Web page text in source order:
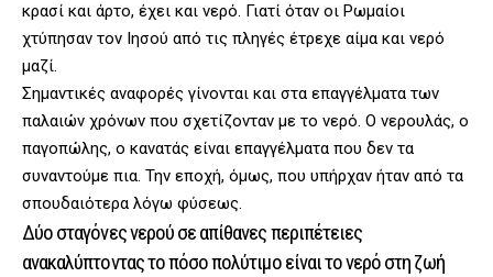
κρασί και άρτο, έχει και νερό. Γιατί όταν οι Ρωμαίοι
χτύπησαν τον Ιησού από τις πληγές έτρεχε αίμα και νερό
μαζί.
Σημαντικές αναφορές γίνονται και στα επαγγέλματα των
παλαιών χρόνων που σχετίζονταν με το νερό. Ο νερουλάς, ο
παγοπώλης, ο κανατάς είναι επαγγέλματα που δεν τα
συναντούμε πια. Την εποχή, όμως, που υπήρχαν ήταν από τα
σπουδαιότερα λόγω φύσεως.
Δύο σταγόνες νερού σε απίθανες περιπέτειες
ανακαλύπτοντας το πόσο πολύτιμο είναι το νερό στη ζωή